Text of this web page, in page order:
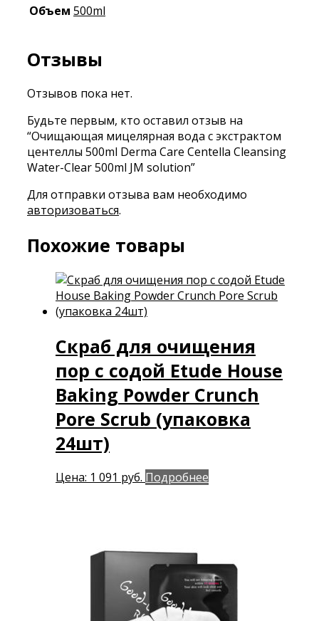
Объем 500ml
Отзывы
Отзывов пока нет.
Будьте первым, кто оставил отзыв на
“Очищающая мицелярная вода с экстрактом
центеллы 500ml Derma Care Centella Cleansing
Water-Clear 500ml JM solution”
Для отправки отзыва вам необходимо
авторизоваться.
Похожие товары
Скраб для очищения
пор с содой Etude House
Baking Powder Crunch
Pore Scrub (упаковка
24шт)
Цена: 1 091 руб. Подробнее